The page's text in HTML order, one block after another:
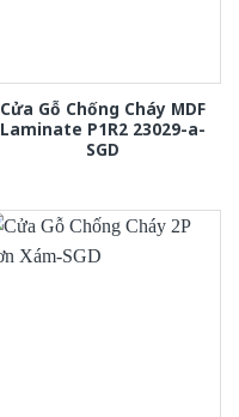
Cửa Gỗ Chống Cháy MDF
Laminate P1R2 23029-a-
SGD